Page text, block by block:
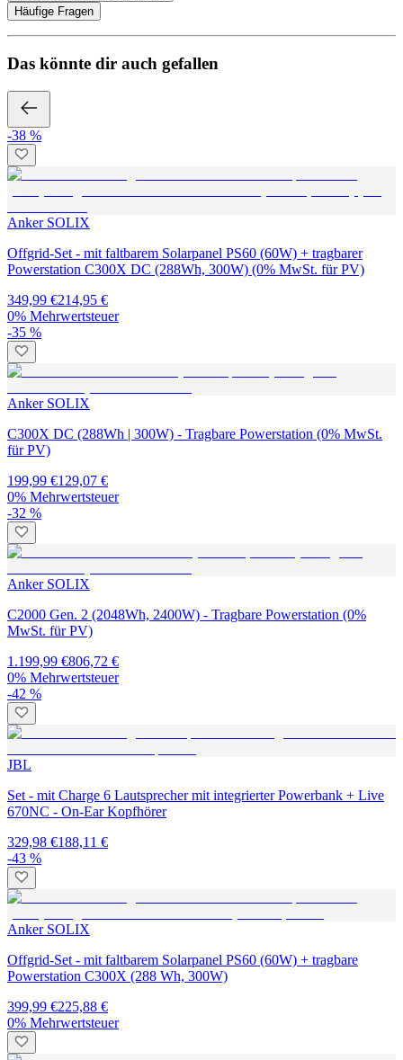
Häufige Fragen
Das könnte dir auch gefallen
-38 %
Anker SOLIX
Offgrid-Set - mit faltbarem Solarpanel PS60 (60W) + tragbarer
Powerstation C300X DC (288Wh, 300W) (0% MwSt. für PV)
349,99 €214,95 €
0% Mehrwertsteuer
-35 %
Anker SOLIX
C300X DC (288Wh | 300W) - Tragbare Powerstation (0% MwSt.
für PV)
199,99 €129,07 €
0% Mehrwertsteuer
-32 %
Anker SOLIX
C2000 Gen. 2 (2048Wh, 2400W) - Tragbare Powerstation (0%
MwSt. für PV)
1.199,99 €806,72 €
0% Mehrwertsteuer
-42 %
JBL
Set - mit Charge 6 Lautsprecher mit integrierter Powerbank + Live
670NC - On-Ear Kopfhörer
329,98 €188,11 €
-43 %
Anker SOLIX
Offgrid-Set - mit faltbarem Solarpanel PS60 (60W) + tragbare
Powerstation C300X (288 Wh, 300W)
399,99 €225,88 €
0% Mehrwertsteuer